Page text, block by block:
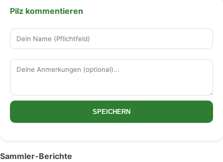
Pilz kommentieren
SPEICHERN
Sammler-Berichte